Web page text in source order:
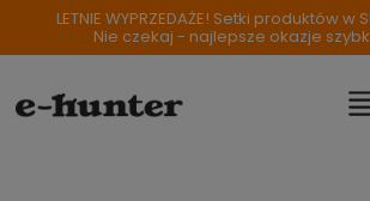
LETNIE WYPRZEDAŻE! Setki produktów w
Nie czekaj - najlepsze okazje